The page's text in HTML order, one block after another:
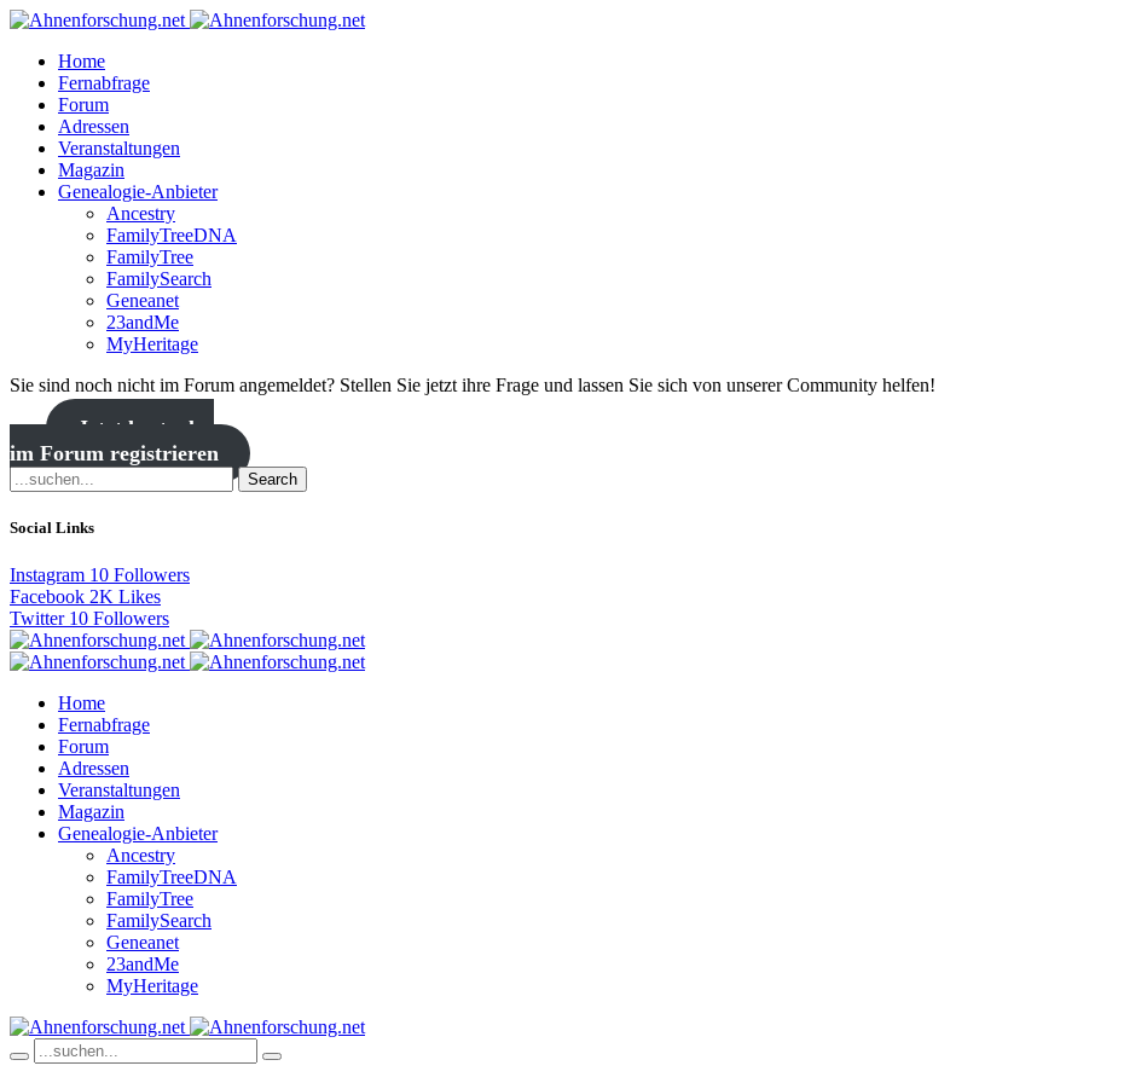
Home
Fernabfrage
Forum
Adressen
Veranstaltungen
Magazin
Genealogie-Anbieter
Ancestry
FamilyTreeDNA
FamilyTree
FamilySearch
Geneanet
23andMe
MyHeritage
Sie sind noch nicht im Forum angemeldet? Stellen Sie jetzt ihre Frage und lassen Sie sich von unserer Community helfen!
Jetzt kostenlos
im Forum registrieren
Search
Social Links
Instagram 10 Followers
Facebook 2K Likes
Twitter 10 Followers
Home
Fernabfrage
Forum
Adressen
Veranstaltungen
Magazin
Genealogie-Anbieter
Ancestry
FamilyTreeDNA
FamilyTree
FamilySearch
Geneanet
23andMe
MyHeritage